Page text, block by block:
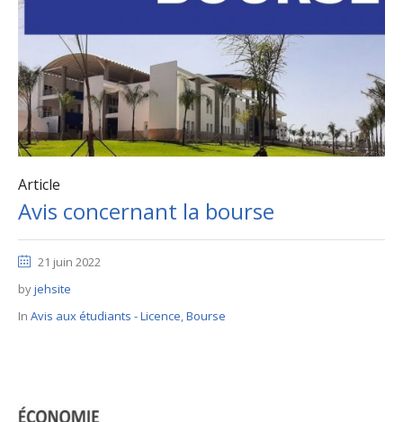
Article
Avis concernant la bourse
21 juin 2022
byjehsite
In Avis aux étudiants - Licence,Bourse